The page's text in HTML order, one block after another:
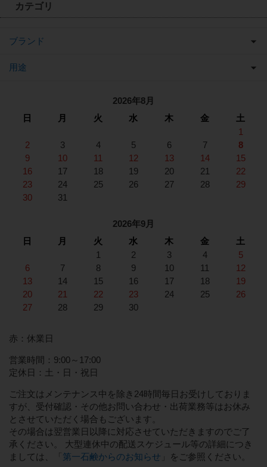
カテゴリ
ブランド
用途
2026年8月
日
月 火 水 木 金
土
1
2
3 4 5 6 7
8
9
10 11 12 13 14
15
16
17 18 19 20 21
22
23
24 25 26 27 28
29
30
31
2026年9月
日
月 火 水 木 金
土
1
2 3 4
5
6
7 8 9 10 11
12
13
14 15 16 17 18
19
20
21 22 23 24 25
26
27
28 29 30
赤：休業日
営業時間：9:00～17:00
定休日：土・日・祝日
ご注文はメンテナンス中を除き24時間毎日お受けしておりま
すが、受付確認・その他お問い合わせ・出荷業務等はお休み
とさせていただく場合もございます。
その場合は翌営業日以降に対応させていただきますのでご了
承ください。 大型連休中の配送スケジュール等の詳細につき
ましては、「 第一石鹸からのお知らせ 」をご参照ください。